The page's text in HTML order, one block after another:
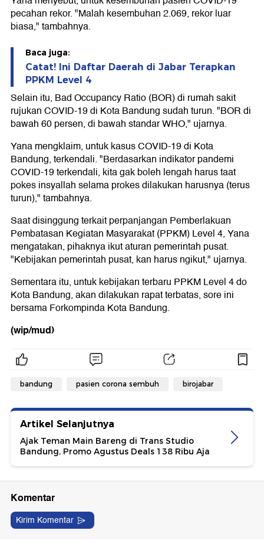
pecahan rekor. "Malah kesembuhan 2.069, rekor luar
biasa," tambahnya.
Baca juga:
Catat! Ini Daftar Daerah di Jabar Terapkan
PPKM Level 4
Selain itu, Bad Occupancy Ratio (BOR) di rumah sakit
rujukan COVID-19 di Kota Bandung sudah turun. "BOR di
bawah 60 persen, di bawah standar WHO," ujarnya.
Yana mengklaim, untuk kasus COVID-19 di Kota
Bandung, terkendali. "Berdasarkan indikator pandemi
COVID-19 terkendali, kita gak boleh lengah harus taat
pokes insyallah selama prokes dilakukan harusnya (terus
turun)," tambahnya.
Saat disinggung terkait perpanjangan Pemberlakuan
Pembatasan Kegiatan Masyarakat (PPKM) Level 4, Yana
mengatakan, pihaknya ikut aturan pemerintah pusat.
"Kebijakan pemerintah pusat, kan harus ngikut," ujarnya.
Sementara itu, untuk kebijakan terbaru PPKM Level 4 do
Kota Bandung, akan dilakukan rapat terbatas, sore ini
bersama Forkompinda Kota Bandung.
(wip/mud)
bandung pasien corona sembuh birojabar
Artikel Selanjutnya
Ajak Teman Main Bareng di Trans Studio
Bandung, Promo Agustus Deals 138 Ribu Aja